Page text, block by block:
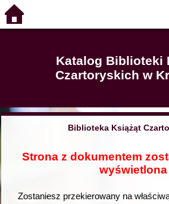
Katalog Biblioteki
Czartoryskich w
Biblioteka Książąt
Strona z dokumentem
wyświetlona
Zostaniesz przekierowany na